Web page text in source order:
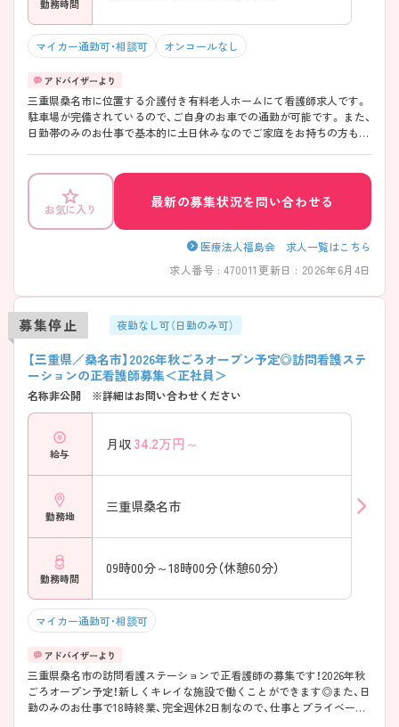
勤務時間
マイカー通勤可・相談可 オンコールなし
三重県桑名市に位置する介護付き有料老人ホームにて看護師求人です。
駐車場が完備されているので、ご自身のお車での通勤が可能です。 また、
日勤帯のみのお仕事で基本的に土日休みなのでご家庭をお持ちの方も働
お気に入り 最新の募集状況を問い合わせる
医療法人福島会 求人一覧はこちら
求人番号 : 470011 更新日 : 2026年6月4日
募集停止 夜勤なし可（日勤のみ可）
【三重県／桑名市】2026年秋ごろオープン予定◎訪問看護ステ
ーションの正看護師募集＜正社員＞
名称非公開 ※詳細はお問い合わせください
給与
月収 34.2万円～
勤務地
三重県桑名市
勤務時間
09時00分～18時00分（休憩60分）
マイカー通勤可・相談可
三重県桑名市の訪問看護ステーションで正看護師の募集です！2026年秋
ごろオープン予定！新しくキレイな施設で働くことができます◎また、日
勤のみのお仕事で18時終業、完全週休2日制なので、仕事とプライベート